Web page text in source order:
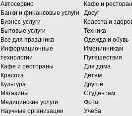
Автосервис
Банки и финансовые услуги
Бизнес-услуги
Бытовые услуги
Все для праздника
Информационные
технологии
Кафе и рестораны
Красота
Культура
Магазины
Медицинские услуги
Научные организации
Кафе и
Досуг
Красота и
Техника
Одежда и обувь
Именинникам
Путешествия
Для дома
Детям
Другое
Студентам
Фото
Учёба